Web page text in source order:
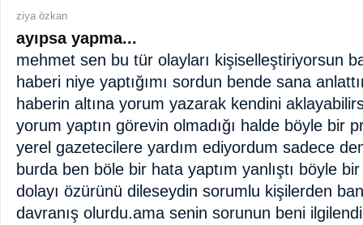
ziya özkan
ayıpsa yapma...
mehmet sen bu tür olayları kişiselleştiriyorsun
haberi niye yaptığımı sordun bende sana
haberin altına yorum yazarak kendini
yorum yaptın görevin olmadığı halde böyle bir
yerel gazetecilere yardım ediyordum sadece
burda ben böle bir hata yaptım yanlıştı böyle
dolayı özürünü dileseydin sorumlu kişilerden
davranış olurdu.ama senin sorunun beni